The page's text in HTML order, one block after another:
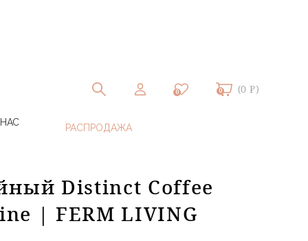
0 0 (0 ₽)
Distinct Coffee
| FERM LIVING